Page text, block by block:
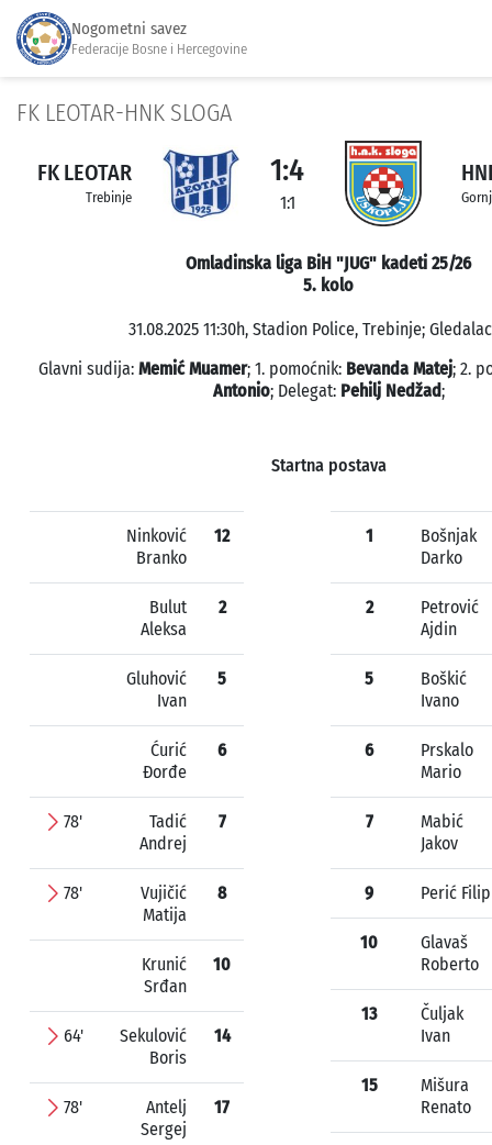
Nogometni savez
Federacije Bosne i Hercegovine
FK LEOTAR-HNK SLOGA
FK LEOTAR
Trebinje
1:4
1:1
Omladinska liga BiH "JUG" kadeti 25/26
5. kolo
31.08.2025 11:30h, Stadion Police, Trebinje;
Glavni sudija: Memić Muamer; 1. pomoćnik: Bevanda Matej; 2.
Antonio; Delegat: Pehilj Nedžad;
Startna postava
Ninković
Branko
12
Bulut
Aleksa
2
Gluhović
Ivan
5
Ćurić
Đorđe
6
78'
Tadić
Andrej
7
78'
Vujičić
Matija
8
Krunić
Srđan
10
64'
Sekulović
Boris
14
78'
Antelj
Sergej
17
1
Bošnjak
Darko
2
Petrović
Ajdin
5
Boškić
Ivano
6
Prskalo
Mario
7
Mabić
Jakov
9 Perić Filip
10
Glavaš
Roberto
13
Čuljak
Ivan
15
Mišura
Renato